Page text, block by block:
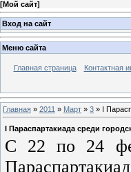
[Мой сайт]
Вход на сайт
Меню сайта
Главная страница Контактная
Главная » 2011 » Март » 3 » I
I Параспартакиада среди
С 22 по 24